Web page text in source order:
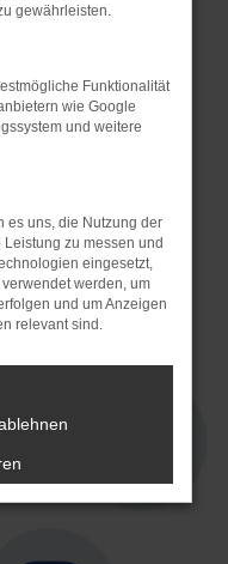
4,7 von 5
15 Jahre Partner!
gewährleisten.
Funktionalität
wie Google
und weitere
es uns, die Nutzung der
zu messen und
eingesetzt,
werden, um
und um Anzeigen
relevant sind.